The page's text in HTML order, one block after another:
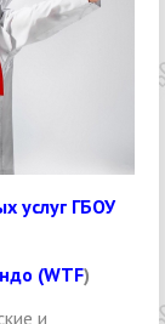
услуг ГБОУ
(WTF)
и